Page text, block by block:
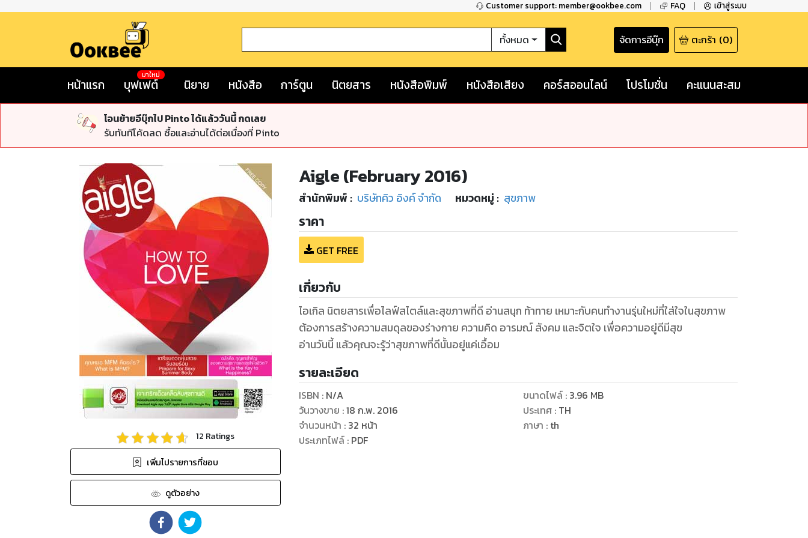
Customer support: member@ookbee.com FAQ เข้าสู่ระบบ
ทั้งหมด จัดการอีบุ๊ก ตะกร้า (0)
หน้าแรก บุฟเฟต์
มาใหม่
นิยาย หนังสือ การ์ตูน นิตยสาร หนังสือพิมพ์ หนังสือเสียง คอร์สออนไลน์ โปรโมชั่น คะแนนสะสม
โอนย้ายอีบุ๊กไป Pinto ได้แล้ววันนี้ กดเลย
รับทันทีโค้ดลด ซื้อและอ่านได้ต่อเนื่องที่ Pinto
12 Ratings
เพิ่มไปรายการที่ชอบ
ดูตัวอย่าง
Aigle (February 2016)
สำนักพิมพ์ : บริษัทคิว อิงค์ จำกัด หมวดหมู่ : สุขภาพ
ราคา
GET FREE
เกี่ยวกับ
ไอเกิล นิตยสารเพื่อไลฟ์สไตล์และสุขภาพที่ดี อ่านสนุก ท้าทาย เหมาะกับคนทำงานรุ่นใหม่ที่ใส่ใจในสุขภาพ
ต้องการสร้างความสมดุลของร่างกาย ความคิด อารมณ์ สังคม และจิตใจ เพื่อความอยู่ดีมีสุข
อ่านวันนี้ แล้วคุณจะรู้ว่าสุขภาพที่ดีนั้นอยู่แค่เอื้อม
รายละเอียด
ISBN : N/A
วันวางขาย :18 ก.พ. 2016
จำนวนหน้า : 32 หน้า
ประเภทไฟล์: PDF
ขนาดไฟล์: 3.96 MB
ประเทศ : TH
ภาษา : th